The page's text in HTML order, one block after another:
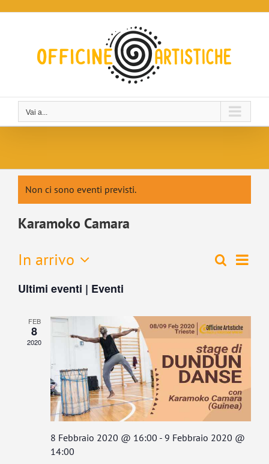
Vai a...
Non ci sono eventi previsti.
Karamoko Camara
Eventi
viste
CercaLista
In arrivo
la
Ultimi eventi | Eventi
FEB
8
2020
8 Febbraio 2020 @ 16:00 - 9 Febbraio 2020 @
14:00